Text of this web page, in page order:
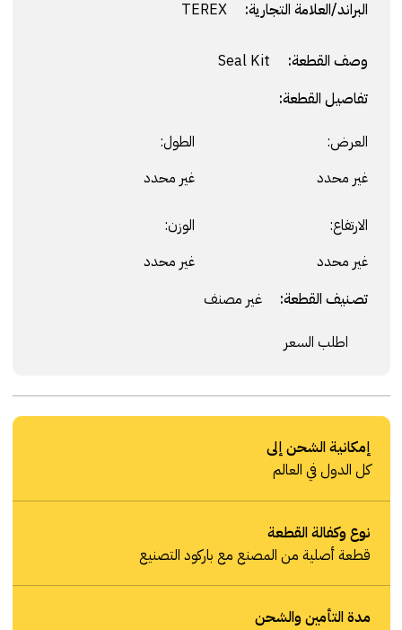
البراند/العلامة التجارية: TEREX
وصف القطعة:
تفاصيل القطعة:
العرض:
غير محدد
الطول:
غير محدد
الارتفاع:
غير محدد
الوزن:
غير محدد
تصنيف القطعة: غير مصنف
اطلب السعر
إمكانية الشحن إلى
كل الدول في العالم
نوع وكفالة القطعة
قطعة أصلية من المصنع مع باركود التصنيع
مدة التأمين والشحن